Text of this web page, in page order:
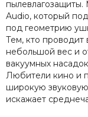
Audio, который
под геометрию
Тем, кто проводит
небольшой вес и
вакуумных
Любители кино и
широкую
искажает